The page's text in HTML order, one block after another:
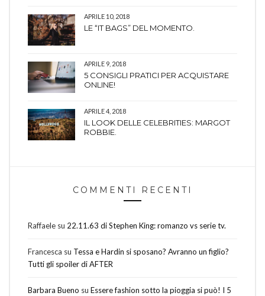
APRILE 10, 2018
LE “IT BAGS” DEL MOMENTO.
APRILE 9, 2018
5 CONSIGLI PRATICI PER ACQUISTARE
ONLINE!
APRILE 4, 2018
IL LOOK DELLE CELEBRITIES: MARGOT
ROBBIE.
COMMENTI RECENTI
Raffaele su 22.11.63 di Stephen King: romanzo vs serie tv.
Francesca su Tessa e Hardin si sposano? Avranno un figlio?
Tutti gli spoiler di AFTER
Barbara Bueno su Essere fashion sotto la pioggia si può! I 5